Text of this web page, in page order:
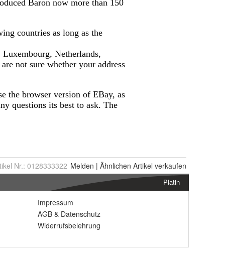
Nr.: 0128333322 Melden | Ähnlichen Artikel verkaufen
Platin
Impressum
AGB & Datenschutz
Widerrufsbelehrung